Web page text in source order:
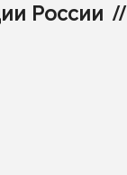
России //